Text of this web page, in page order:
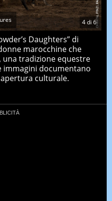
4di 6
Daughters” di
marocchine che
tradizione equestre
immagini documentano
culturale.